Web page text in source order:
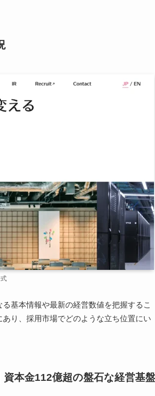
基本情報や最新の経営数値を把握するこ
り、採用市場でどのような立ち位置にい
本金112億超の盤石な経営基盤